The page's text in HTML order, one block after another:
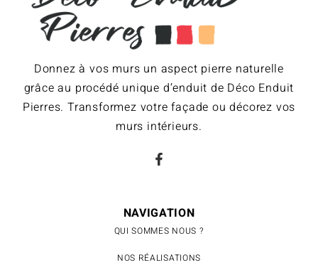
Donnez à vos murs un aspect pierre naturelle
grâce au procédé unique d’enduit de Déco Enduit
Pierres. Transformez votre façade ou décorez vos
murs intérieurs.
NAVIGATION
QUI SOMMES NOUS ?
NOS RÉALISATIONS